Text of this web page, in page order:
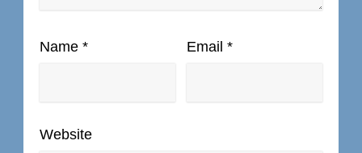
Name * Email *
Website